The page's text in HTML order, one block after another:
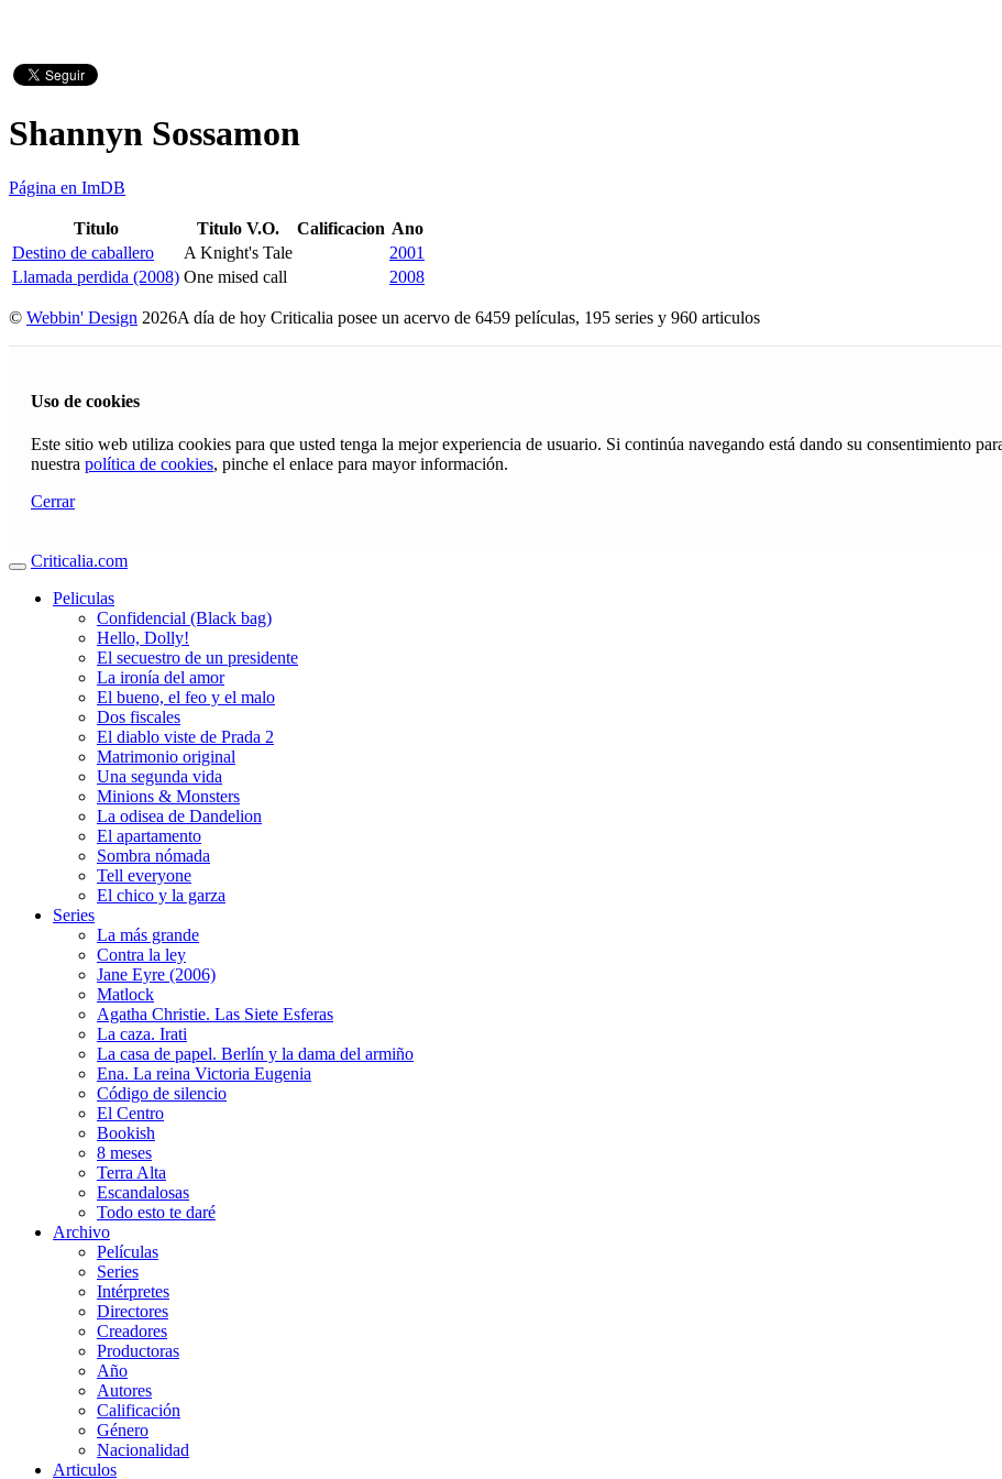
Shannyn Sossamon
Página en ImDB
Titulo Titulo V.O. Calificacion Ano
Destino de caballero
A Knight's Tale
2001
Llamada perdida (2008) One mised call 2008
© Webbin' Design 2026A día de hoy Criticalia posee un acervo de 6459 películas, 195 series y 960 articulos
Uso de cookies
Este sitio web utiliza cookies para que usted tenga la mejor experiencia de usuario. Si continúa navegando está dando su consentimiento
nuestra política de cookies, pinche el enlace para mayor información.
Cerrar
Criticalia.com
Peliculas
Confidencial (Black bag)
Hello, Dolly!
El secuestro de un presidente
La ironía del amor
El bueno, el feo y el malo
Dos fiscales
El diablo viste de Prada 2
Matrimonio original
Una segunda vida
Minions & Monsters
La odisea de Dandelion
El apartamento
Sombra nómada
Tell everyone
El chico y la garza
Series
La más grande
Contra la ley
Jane Eyre (2006)
Matlock
Agatha Christie. Las Siete Esferas
La caza. Irati
La casa de papel. Berlín y la dama del armiño
Ena. La reina Victoria Eugenia
Código de silencio
El Centro
Bookish
8 meses
Terra Alta
Escandalosas
Todo esto te daré
Archivo
Películas
Series
Intérpretes
Directores
Creadores
Productoras
Año
Autores
Calificación
Género
Nacionalidad
Articulos